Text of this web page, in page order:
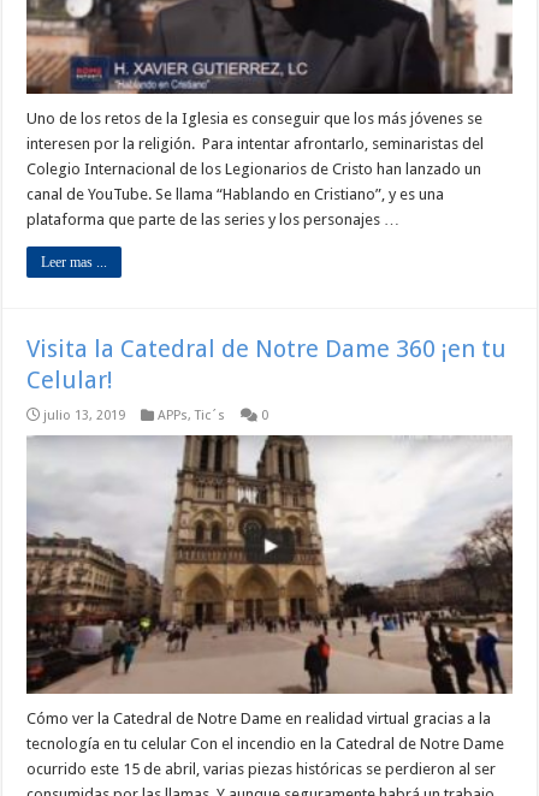
Uno de los retos de la Iglesia es conseguir que los más jóvenes se
interesen por la religión. Para intentar afrontarlo, seminaristas del
Colegio Internacional de los Legionarios de Cristo han lanzado un
canal de YouTube. Se llama “Hablando en Cristiano”, y es una
plataforma que parte de las series y los personajes …
Leer mas ...
Visita la Catedral de Notre Dame 360 ¡en tu
Celular!
julio 13, 2019 APPs,Tic´s 0
Cómo ver la Catedral de Notre Dame en realidad virtual gracias a la
tecnología en tu celular Con el incendio en la Catedral de Notre Dame
ocurrido este 15 de abril, varias piezas históricas se perdieron al ser